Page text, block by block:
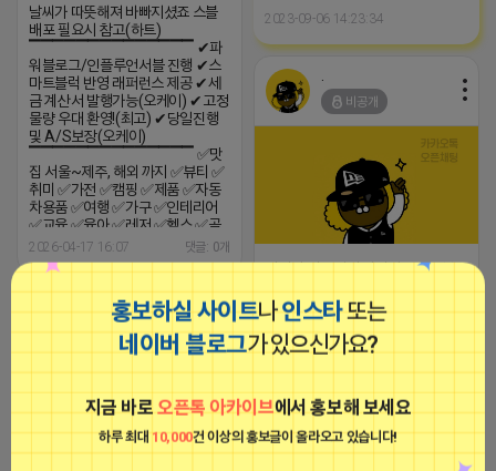
홍보하실 사이트나인스타또는
네이버 블로그가 있으신가요?
지금 바로오픈톡 아카이브에서 홍보해 보세요
하루 최대 10,000건 이상의 홍보글이 올라오고 있습니다!
2023-09-06 14:23:34
날씨가 따뜻해져 바빠지셨죠 스블
배포 필요시 참고(하트)
▔▔▔▔▔▔▔▔▔▔▔▔▔▔ ✔파
워블로그/인플루언서블 진행 ✔스
마트블럭 반영 래퍼런스 제공 ✔세
금 계산서 발행가능(오케이) ✔고정
물량 우대 환영!(최고) ✔당일진행
및 A/S보장(오케이)
▔▔▔▔▔▔▔▔▔▔▔▔▔▔ ✅맛
집 서울~제주, 해외 까지 ✅뷰티 ✅
취미 ✅가전 ✅캠핑 ✅제품 ✅자동
차용품 ✅여행 ✅가구 ✅인테리어
✅교육 ✅육아 ✅레저 ✅헬스 ✅골
프 ✅펜션 ✅공항 주차대행 등 ok
▔▔▔▔▔▔▔▔▔▔▔▔▔▔
▔▔▔▔▔▔▔▔▔▔▔▔▔▔ (카
톡) zzxxcc8 (콜) 상시문의 가능
▔▔▔▔▔▔▔▔▔▔▔▔▔▔ 카카
오톡 운영 정책을 준수하고, 표시 광
고의 공정화 등 법률 위반에 반하는
2026-04-17 16:07 댓글: 0개
비공개
날씨가 따뜻해져 바빠지셨죠 스블
▔▔▔▔▔▔▔▔▔▔▔▔▔▔ ✔파
워블로그/인플루언서블 진행 ✔스
마트블럭 반영 래퍼런스 제공 ✔세
금 계산서 발행가능(오케이) ✔고정
물량 우대 환영!(최고) ✔당일진행
및 A/S보장(오케이)
▔▔▔▔▔▔▔▔▔▔▔▔▔▔ ✅맛
집 서울~제주, 해외 까지 ✅뷰티 ✅
취미 ✅가전 ✅캠핑 ✅제품 ✅자동
■아이피몬스터■
광고